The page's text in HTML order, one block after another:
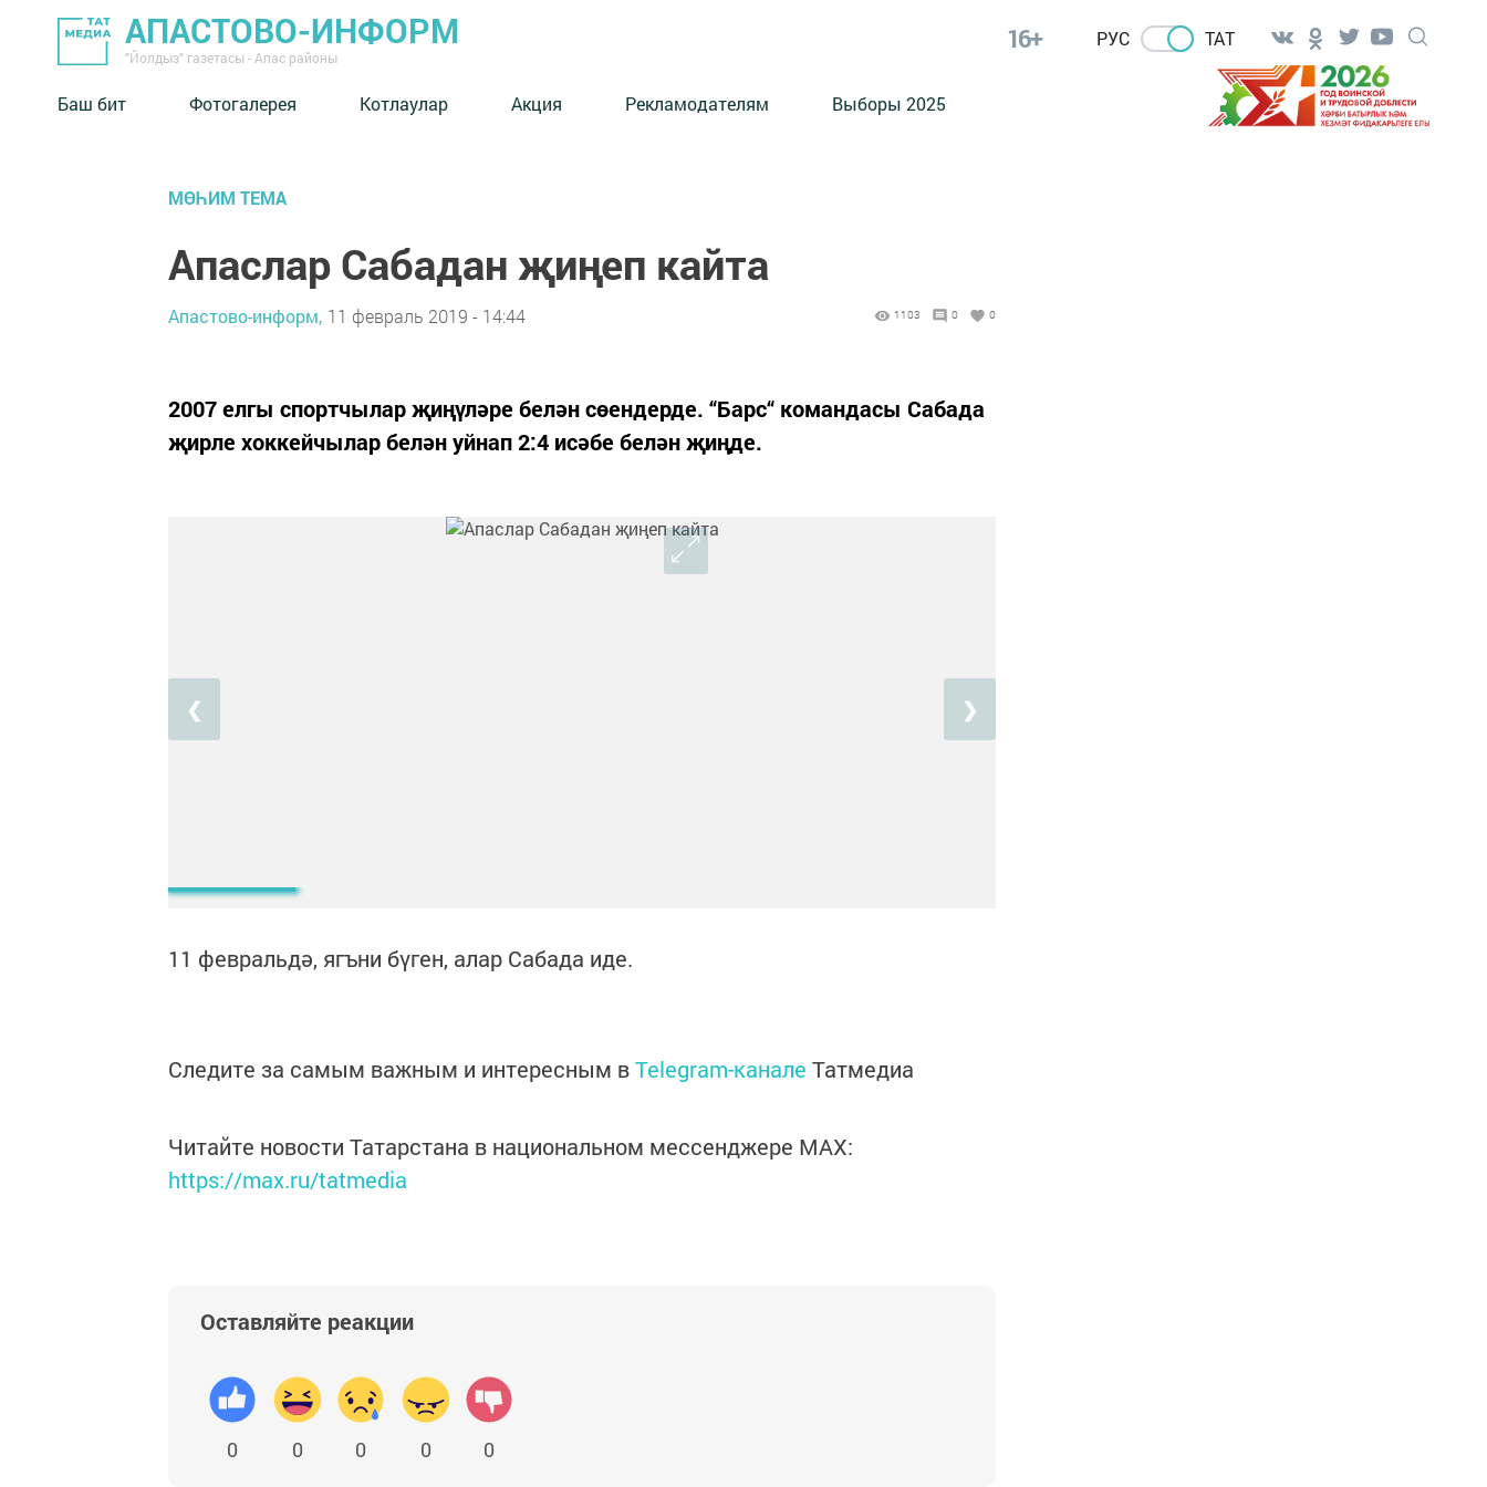
АПАСТОВО-ИНФОРМ
"Йолдыз" газетасы - Апас районы
16+ РУС ТАТ
Баш бит Фотогалерея Котлаулар Акция Рекламодателям Выборы 2025
МӨҺИМ ТЕМА
Апаслар Сабадан җиңеп кайта
Апастово-информ, 11 февраль 2019 - 14:44 1103 0 0
2007 елгы спортчылар җиңүләре белән сөендерде. “Барс“ командасы Сабада
җирле хоккейчылар белән уйнап 2:4 исәбе белән җиңде.
❮ ❯
11 февральдә, ягъни бүген, алар Сабада иде.
Следите за самым важным и интересным вTelegram-канале Татмедиа
Читайте новости Татарстана в национальном мессенджере MАХ:
https://max.ru/tatmedia
Оставляйте реакции
0 0 0 0 0